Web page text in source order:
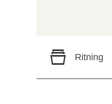
Ritning